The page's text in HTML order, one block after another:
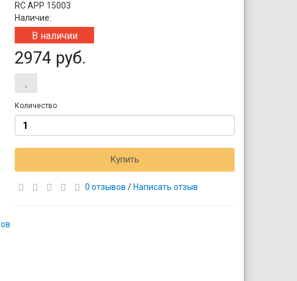
RC APP 15003
Наличие:
В наличии
2974 руб.
Количество
Купить
0 отзывов / Написать отзыв